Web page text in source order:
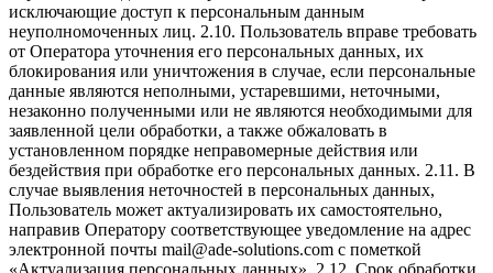
исключающие доступ к персональным данным
неуполномоченных лиц. 2.10. Пользователь вправе требовать
от Оператора уточнения его персональных данных, их
блокирования или уничтожения в случае, если персональные
данные являются неполными, устаревшими, неточными,
незаконно полученными или не являются необходимыми для
заявленной цели обработки, а также обжаловать в
установленном порядке неправомерные действия или
бездействия при обработке его персональных данных. 2.11. В
случае выявления неточностей в персональных данных,
Пользователь может актуализировать их самостоятельно,
направив Оператору соответствующее уведомление на адрес
электронной почты mail@ade-solutions.com с пометкой